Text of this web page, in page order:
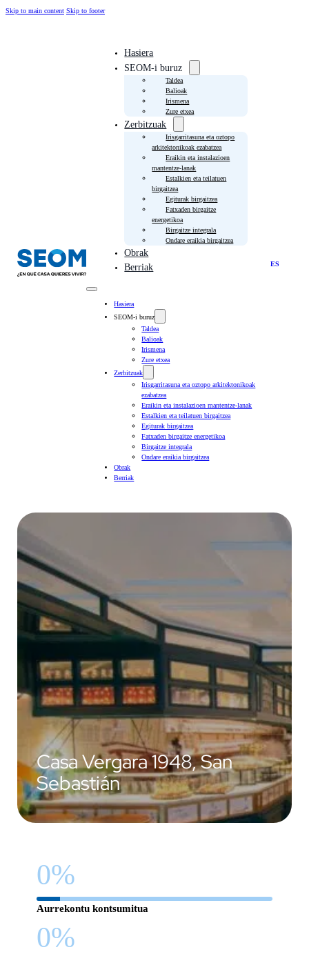
Skip to main content Skip to footer
Hasiera
SEOM-i buruz
Taldea
Balioak
Irismena
Zure etxea
Zerbitzuak
Irisgarritasuna eta oztopo
arkitektonikoak ezabatzea
Eraikin eta instalazioen
mantentze-lanak
Estalkien eta teilatuen
birgaitzea
Egiturak birgaitzea
Fatxaden birgaitze
energetikoa
Birgaitze integrala
Ondare eraikia birgaitzea
Obrak
Berriak
Hasiera
SEOM-i buruz
Taldea
Balioak
Irismena
Zure etxea
Zerbitzuak
Irisgarritasuna eta oztopo arkitektonikoak
ezabatzea
Eraikin eta instalazioen mantentze-lanak
Estalkien eta teilatuen birgaitzea
Egiturak birgaitzea
Fatxaden birgaitze energetikoa
Birgaitze integrala
Ondare eraikia birgaitzea
Obrak
Berriak
ES
Casa Vergara 1948, San
Sebastián
0%
Aurrekontu kontsumitua
0%